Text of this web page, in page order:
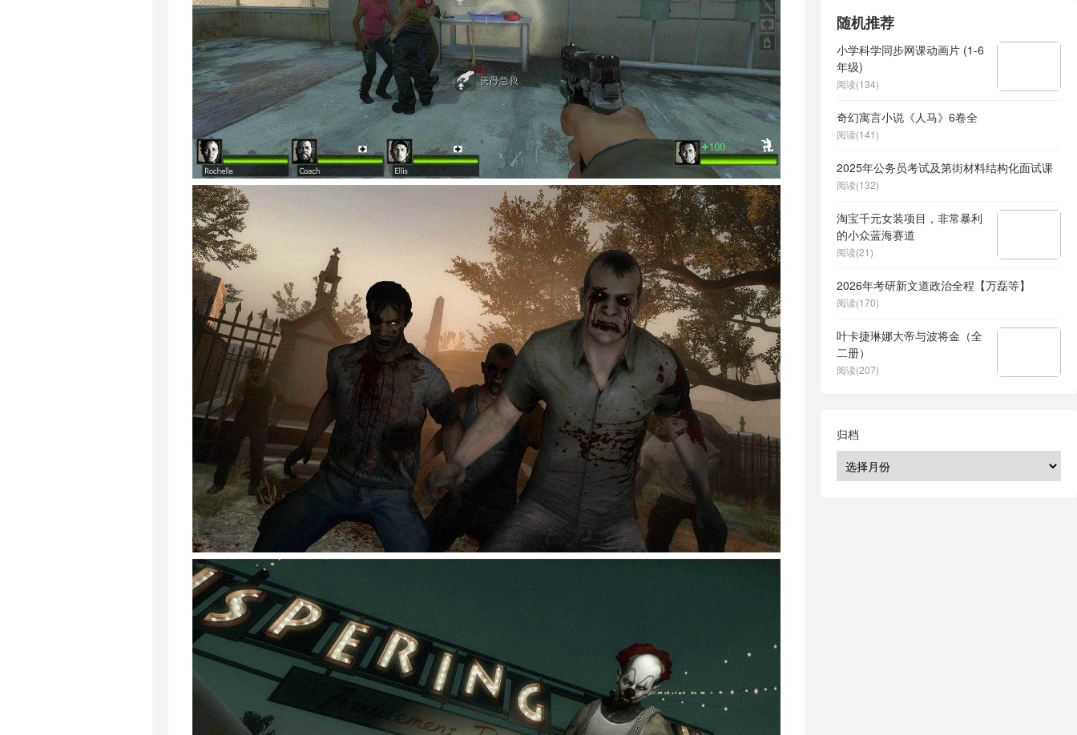
随机推荐
小学科学同步网课动画片 (1-6
年级)
阅读(134)
奇幻寓言小说《人马》6卷全
阅读(141)
2025年公务员考试及第街材料结构化面试课
阅读(132)
淘宝千元女装项目，非常暴利
的小众蓝海赛道
阅读(21)
2026年考研新文道政治全程【万磊等】
阅读(170)
叶卡捷琳娜大帝与波将金（全
二册）
阅读(207)
归档